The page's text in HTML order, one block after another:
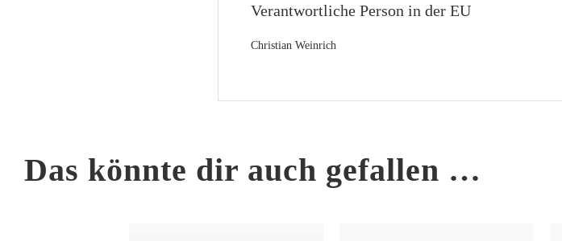
Verantwortliche Person in der EU
Christian Weinrich
Das könnte dir auch gefallen …